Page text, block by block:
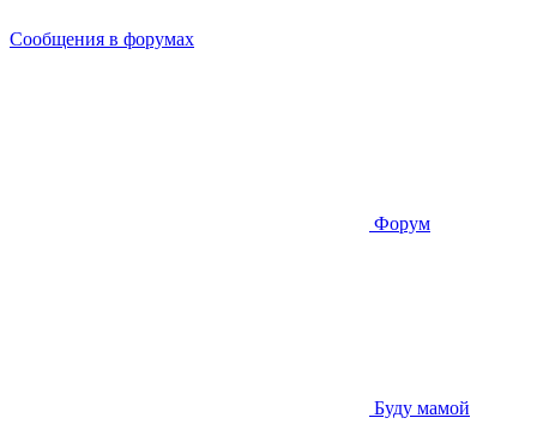
Сообщения в форумах
Форум
Буду мамой